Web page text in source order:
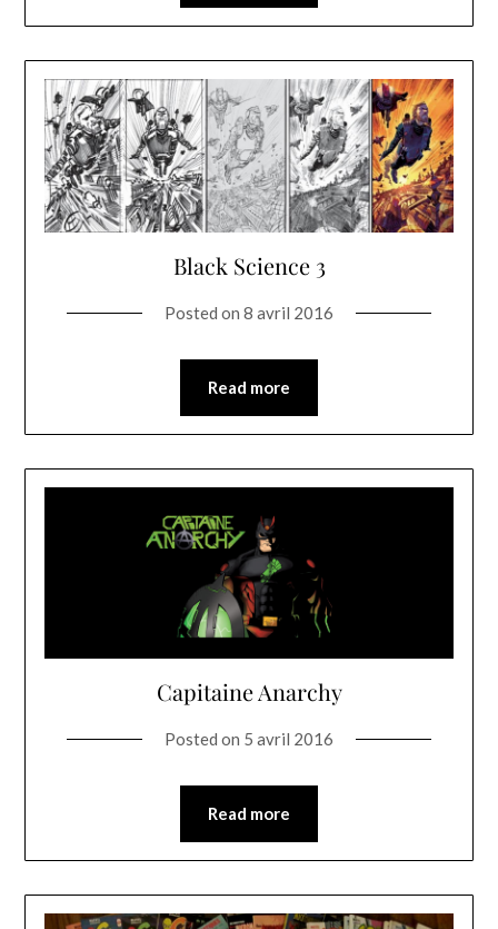
Black Science 3
Posted on 8 avril 2016
Read more
Capitaine Anarchy
Posted on 5 avril 2016
Read more